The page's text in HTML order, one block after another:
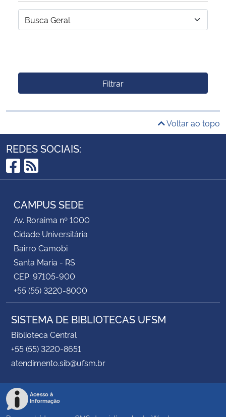
Filtrar
Voltar ao topo
REDES SOCIAIS:
Facebook
RSS
CAMPUS SEDE
Av. Roraima nº 1000
Cidade Universitária
Bairro Camobi
Santa Maria - RS
CEP: 97105-900
+55 (55) 3220-8000
SISTEMA DE BIBLIOTECAS UFSM
Biblioteca Central
+55 (55) 3220-8651
atendimento.sib@ufsm.br
Acesso à
Informação